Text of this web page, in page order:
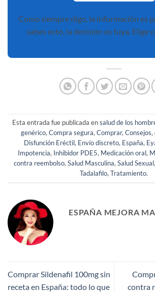
Como siempre digo, la información es
sabes esto, la decisión es tuya. Elige
Esta entrada fue publicada ensalud de los
genérico, Compra segura, Comprar, Consejos,
Disfunción Eréctil, Envío discreto, España,
Impotencia, Inhibidor PDE5, Medicación oral,
contra reembolso, Salud Masculina, Salud Sexual,
Tadalafilo, Tratamiento.
ESPAÑA MEJORA
Comprar Sildenafil 100mg sin
receta en España: todo lo que
contra